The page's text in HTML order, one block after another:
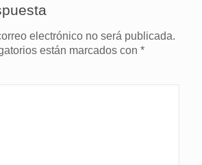
electrónico no será publicada.
están marcados con *